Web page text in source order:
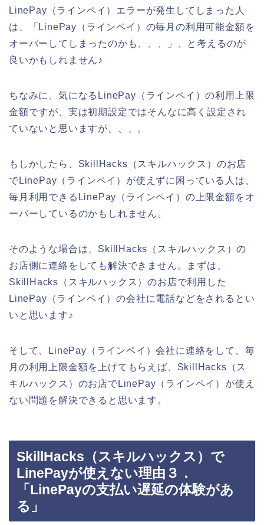
LinePay（ラインペイ）エラーが発生してしまった人
は、「LinePay（ラインペイ）の毎月の利用可能金額を
オーバーしてしまったのかも、、、」、と考えるのが
良いかもしれません♪
ちなみに、気になるLinePay（ラインペイ）の利用上限
金額ですが、実は初期設定ではそんなに高く設定され
ていないと思いますが、、、。
もしかしたら、SkillHacks（スキルハックス）のお店
でLinePay（ラインペイ）が使えずに困っている人は、
毎月利用できるLinePay（ラインペイ）の上限金額をオ
ーバーしているのかもしれません。
そのような場合は、SkillHacks（スキルハックス）の
お店側に連絡をしても解決できません。まずは、
SkillHacks（スキルハックス）のお店で利用した
LinePay（ラインペイ）の会社に電話などをされるとい
いと思います♪
そして、LinePay（ラインペイ）会社に連絡をして、毎
月の利用上限金額を上げてもらえば、SkillHacks（ス
キルハックス）のお店でLinePay（ラインペイ）が使え
ない問題を解決できると思います。
SkillHacks（スキルハックス）で
LinePayが使えない理由３．
「LinePayの支払い遅延の体験があ
る」